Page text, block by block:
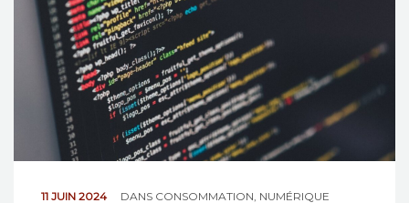
11 JUIN 2024 DANS CONSOMMATION, NUMÉRIQUE